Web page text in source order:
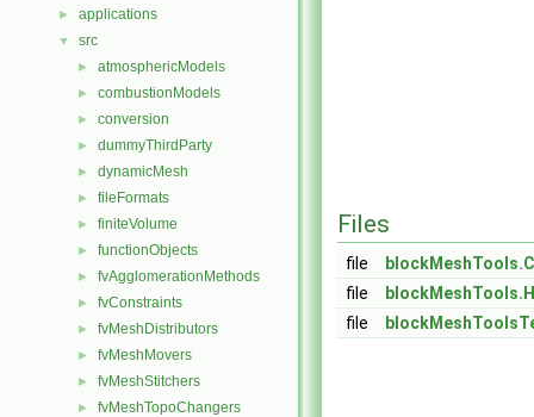
► applications
▼ src
► atmosphericModels
► combustionModels
► conversion
► dummyThirdParty
► dynamicMesh
► fileFormats
► finiteVolume
► functionObjects
► fvAgglomerationMethods
► fvConstraints
► fvMeshDistributors
► fvMeshMovers
► fvMeshStitchers
► fvMeshTopoChangers
Files
file
blockMeshTools.C
file
blockMeshTools.H
file